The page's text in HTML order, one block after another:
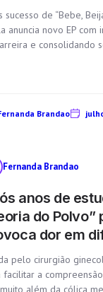
sucesso de “Bebe,
anuncia novo EP
e consolidando
Brandao
Fernanda Brandao
anos de
do
dor em
pelo cirurgião
facilitar a
além da cólica